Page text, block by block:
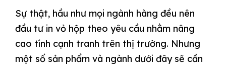
Sự thật, hầu như mọi ngành hàng đều nên
đầu tư in vỏ hộp theo yêu cầu nhằm nâng
cao tính cạnh tranh trên thị trường. Nhưng
một số sản phẩm và ngành dưới đây sẽ cần